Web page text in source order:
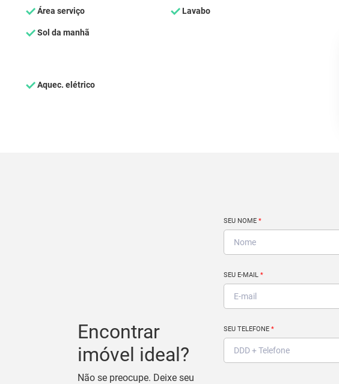
Área serviço Lavabo
Sol da manhã
Aquec. elétrico
Encontrar
imóvel ideal?
Não se preocupe. Deixe seu
SEU NOME *
SEU E-MAIL *
SEU TELEFONE *